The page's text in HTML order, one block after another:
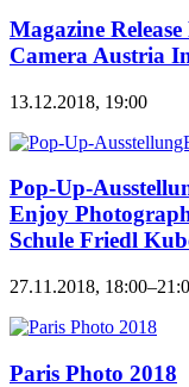
Magazine
Camera Austria
13.12.2018, 19:00
Pop-Up-
Enjoy
Schule Friedl
27.11.2018,
Paris Photo 2018